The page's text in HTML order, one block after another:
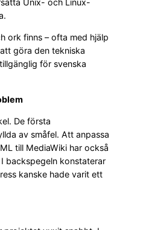
Unix- och Linux-
ork finns – ofta med hjälp
göra den tekniska
för svenska
De första
av småfel. Att anpassa
till MediaWiki har också
backspegeln konstaterar
kanske hade varit ett